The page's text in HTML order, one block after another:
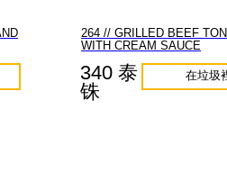
264 // GRILLED BEEF
WITH CREAM SAUCE
340 泰
铢
在垃圾